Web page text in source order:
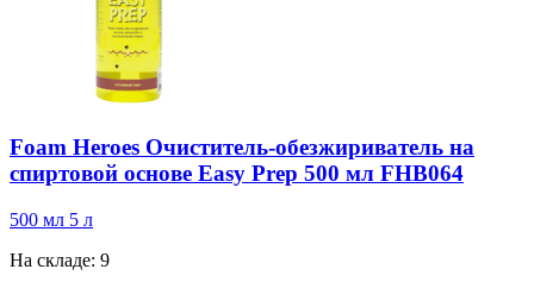
Foam Heroes Очиститель-обезжириватель на
спиртовой основе Easy Prep 500 мл FHB064
500 мл 5 л
На складе: 9